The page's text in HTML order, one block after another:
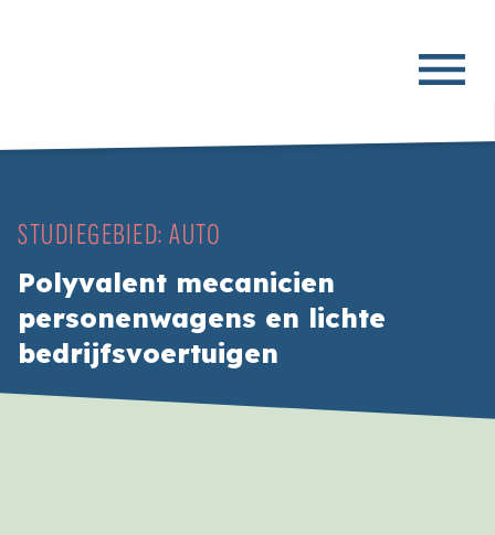
STUDIEGEBIED: AUTO
Polyvalent mecanicien
personenwagens en lichte
bedrijfsvoertuigen